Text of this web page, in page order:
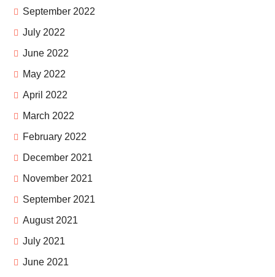
September 2022
July 2022
June 2022
May 2022
April 2022
March 2022
February 2022
December 2021
November 2021
September 2021
August 2021
July 2021
June 2021